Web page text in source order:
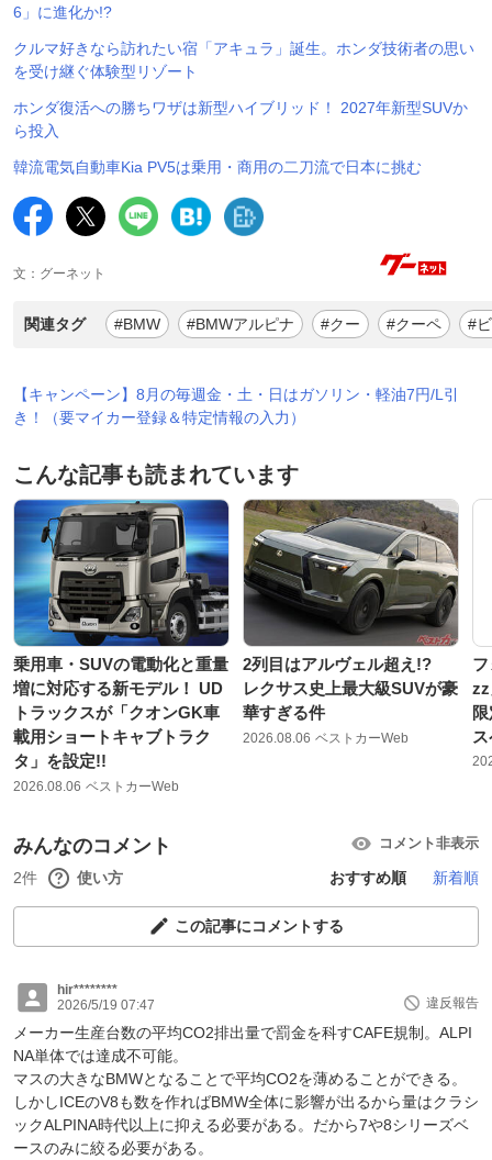
6」に進化か!?
クルマ好きなら訪れたい宿「アキュラ」誕生。ホンダ技術者の思い
を受け継ぐ体験型リゾート
ホンダ復活への勝ちワザは新型ハイブリッド！ 2027年新型SUVか
ら投入
韓流電気自動車Kia PV5は乗用・商用の二刀流で日本に挑む
文：グーネット
関連タグ #BMW #BMWアルピナ #クー #クーペ #
【キャンペーン】8月の毎週金・土・日はガソリン・軽油7円/L引
き！（要マイカー登録＆特定情報の入力）
こんな記事も読まれています
乗用車・SUVの電動化と重量
増に対応する新モデル！ UD
トラックスが「クオンGK車
載用ショートキャブトラク
タ」を設定!!
2026.08.06 ベストカーWeb
2列目はアルヴェル超え!?
レクサス史上最大級SUVが豪
華すぎる件
2026.08.06 ベストカーWeb
みんなのコメント コメント非表示
2件 使い方 おすすめ順 新着順
この記事にコメントする
hir********
2026/5/19 07:47
違反報告
メーカー生産台数の平均CO2排出量で罰金を科すCAFE規制。ALPI
NA単体では達成不可能。
マスの大きなBMWとなることで平均CO2を薄めることができる。
しかしICEのV8も数を作ればBMW全体に影響が出るから量はクラシ
ックALPINA時代以上に抑える必要がある。だから7や8シリーズベ
ースのみに絞る必要がある。